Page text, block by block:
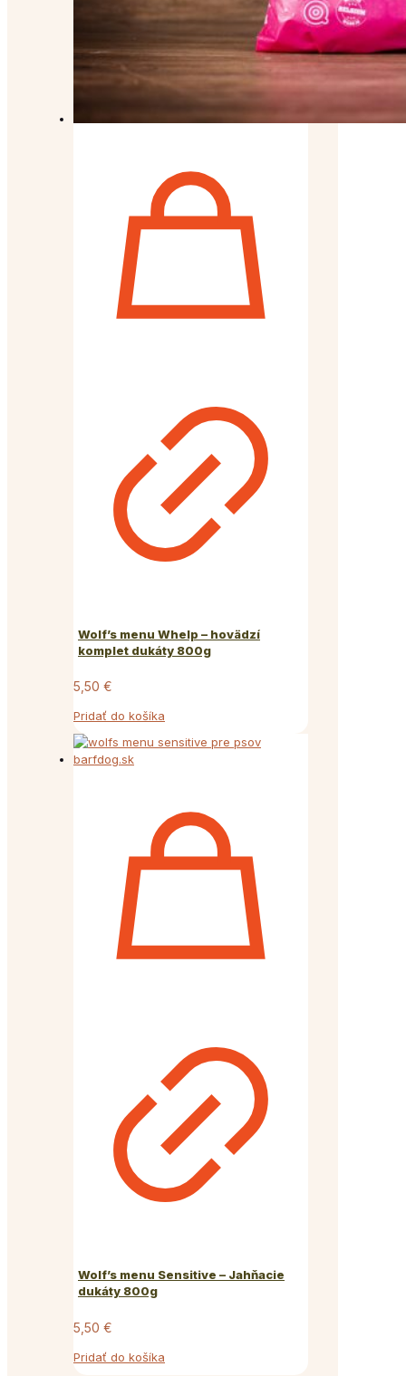
Wolf’s menu Whelp – hovädzí
komplet dukáty 800g
5,50 €
Pridať do košíka
Wolf’s menu Sensitive – Jahňacie
dukáty 800g
5,50 €
Pridať do košíka